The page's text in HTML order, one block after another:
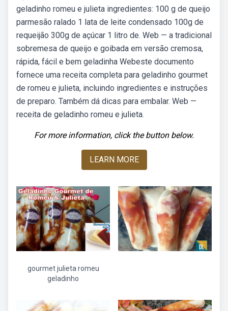
geladinho romeu e julieta ingredientes: 100 g de queijo
parmesão ralado 1 lata de leite condensado 100g de
requeijão 300g de açúcar 1 litro de. Web — a tradicional
sobremesa de queijo e goibada em versão cremosa,
rápida, fácil e bem geladinha Webeste documento
fornece uma receita completa para geladinho gourmet
de romeu e julieta, incluindo ingredientes e instruções
de preparo. Também dá dicas para embalar. Web —
receita de geladinho romeu e julieta.
For more information, click the button below.
LEARN MORE
gourmet julieta romeu
geladinho